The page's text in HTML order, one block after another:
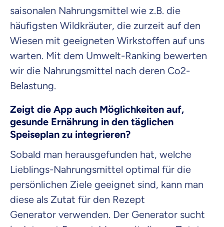
saisonalen Nahrungsmittel wie z.B. die
häufigsten Wildkräuter, die zurzeit auf den
Wiesen mit geeigneten Wirkstoffen auf uns
warten. Mit dem Umwelt-Ranking bewerten
wir die Nahrungsmittel nach deren Co2-
Belastung.
Zeigt die App auch Möglichkeiten auf,
gesunde Ernährung in den täglichen
Speiseplan zu integrieren?
Sobald man herausgefunden hat, welche
Lieblings-Nahrungsmittel optimal für die
persönlichen Ziele geeignet sind, kann man
diese als Zutat für den Rezept
Generator verwenden. Der Generator sucht